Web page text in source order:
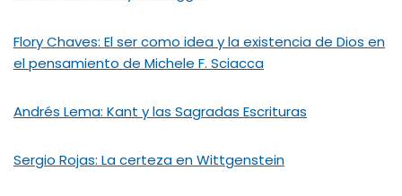
Flory Chaves: El ser como idea y la existencia de Dios en
el pensamiento de Michele F. Sciacca
Andrés Lema: Kant y las Sagradas Escrituras
Sergio Rojas: La certeza en Wittgenstein